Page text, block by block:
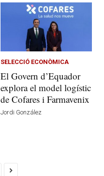
SELECCIÓ ECONÒMICA
El Govern d’Equador
explora el model logístic
de Cofares i Farmavenix
Jordi González